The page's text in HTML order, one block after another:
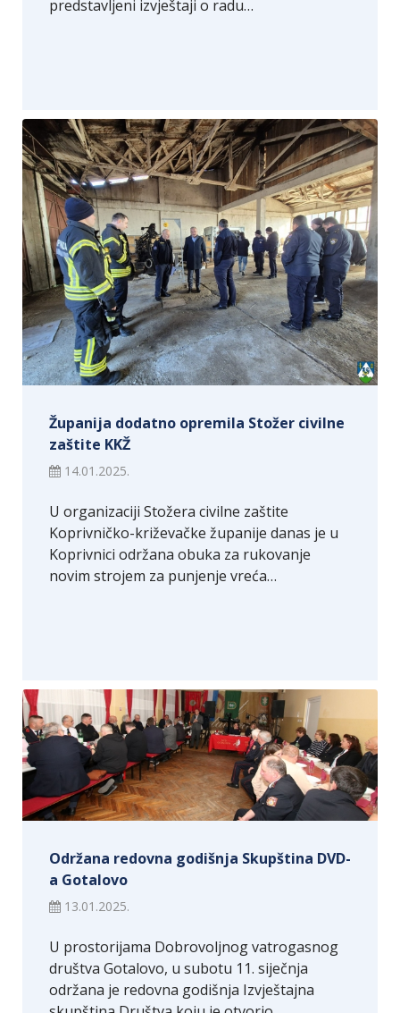
predstavljeni izvještaji o radu…
Županija dodatno opremila Stožer civilne
zaštite KKŽ
14.01.2025.
U organizaciji Stožera civilne zaštite
Koprivničko-križevačke županije danas je u
Koprivnici održana obuka za rukovanje
novim strojem za punjenje vreća…
Održana redovna godišnja Skupština DVD-
a Gotalovo
13.01.2025.
U prostorijama Dobrovoljnog vatrogasnog
društva Gotalovo, u subotu 11. siječnja
održana je redovna godišnja Izvještajna